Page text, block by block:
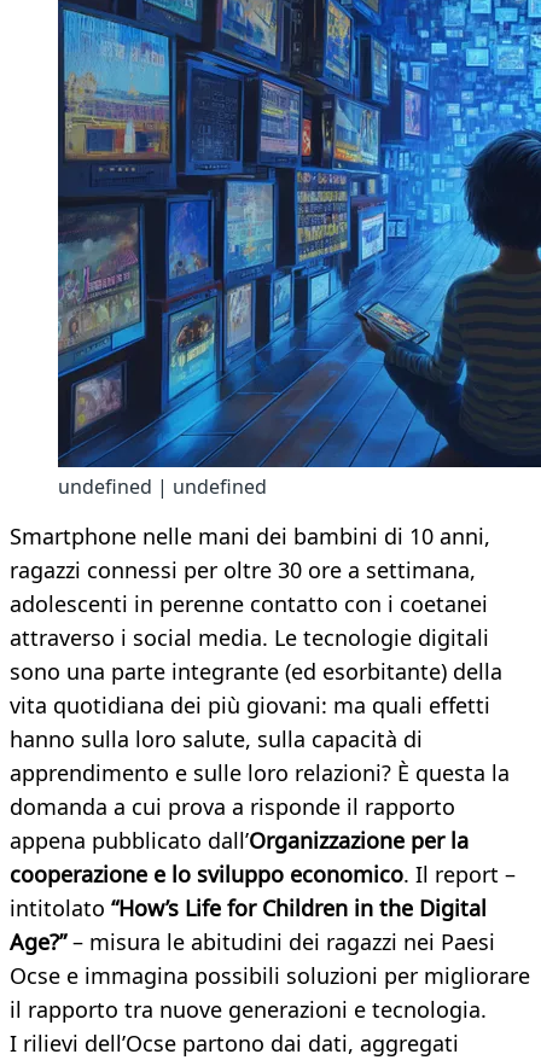
undefined | undefined
Smartphone nelle mani dei bambini di 10 anni,
ragazzi connessi per oltre 30 ore a settimana,
adolescenti in perenne contatto con i coetanei
attraverso i social media. Le tecnologie digitali
sono una parte integrante (ed esorbitante) della
vita quotidiana dei più giovani: ma quali effetti
hanno sulla loro salute, sulla capacità di
apprendimento e sulle loro relazioni? È questa la
domanda a cui prova a risponde il rapporto
appena pubblicato dall’Organizzazione per la
cooperazione e lo sviluppo economico. Il report –
intitolato “How’s Life for Children in the Digital
Age?”– misura le abitudini dei ragazzi nei Paesi
Ocse e immagina possibili soluzioni per migliorare
il rapporto tra nuove generazioni e tecnologia.
I rilievi dell’Ocse partono dai dati, aggregati